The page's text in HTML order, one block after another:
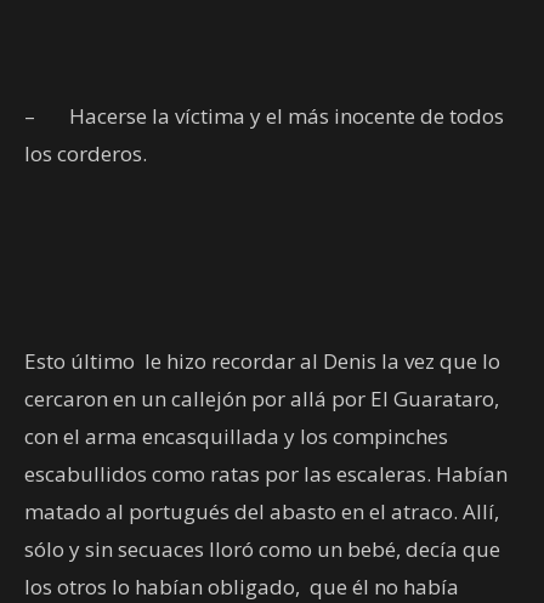
–
Hacerse la víctima y el más inocente de todos
los corderos.
Esto último le hizo recordar al Denis la vez que lo
cercaron en un callejón por allá por El Guarataro,
con el arma encasquillada y los compinches
escabullidos como ratas por las escaleras. Habían
matado al portugués del abasto en el atraco. Allí,
sólo y sin secuaces lloró como un bebé, decía que
los otros lo habían obligado, que él no había